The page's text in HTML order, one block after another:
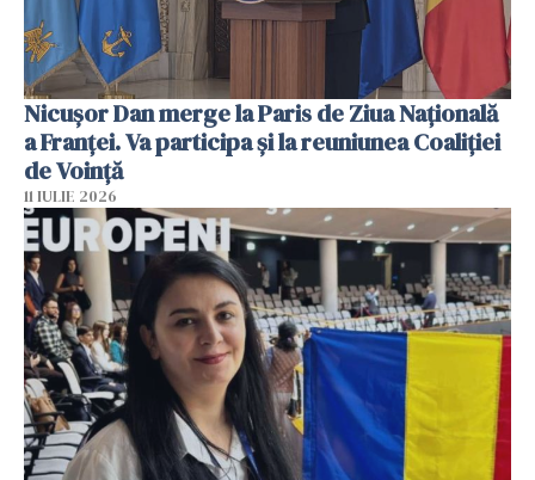
Nicuşor Dan merge la Paris de Ziua Naţională
a Franţei. Va participa şi la reuniunea Coaliţiei
de Voinţă
11 IULIE 2026